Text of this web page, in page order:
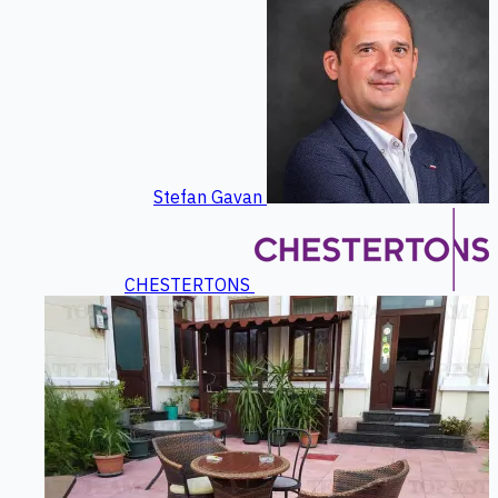
Stefan Gavan
CHESTERTONS